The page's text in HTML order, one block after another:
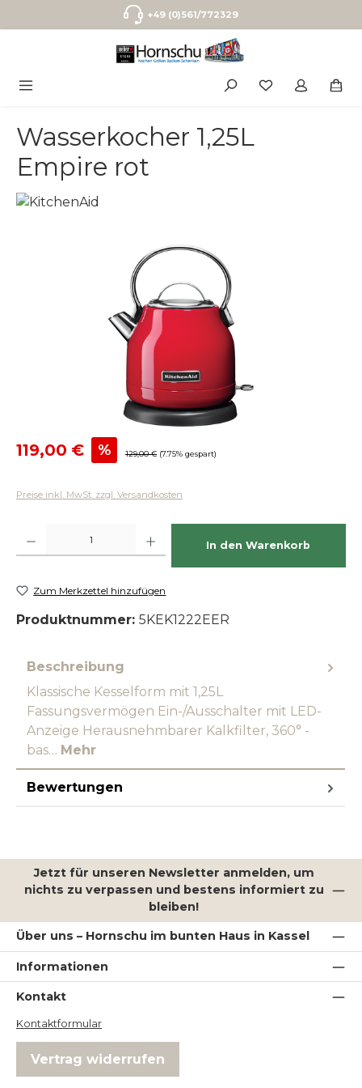
Zum Hauptinhalt springen+49 (0)561/772329
Wasserkocher 1,25L
Empire rot
Bildergalerie überspringen
Verkaufspreis:
119,00 € % Regulärer Preis:
129,00 € (7.75% gespart)
Preise inkl. MwSt. zzgl. Versandkosten
In den Warenkorb
Zum Merkzettel hinzufügen
Produktnummer: 5KEK1222EER
Beschreibung
Klassische Kesselform mit 1,25L
Fassungsvermögen Ein-/Ausschalter mit LED-
Anzeige Herausnehmbarer Kalkfilter, 360° -
bas… Mehr
Bewertungen
Jetzt für unseren Newsletter anmelden, um
nichts zu verpassen und bestens informiert zu
bleiben!
Über uns – Hornschu im bunten Haus in Kassel
Informationen
Kontakt
Kontaktformular
Vertrag widerrufen